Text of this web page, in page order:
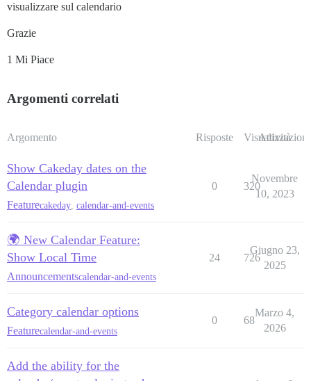
visualizzare sul calendario
Grazie
1 Mi Piace
Argomenti correlati
Argomento Risposte Visualizzazioni
Attività
Show Cakeday dates on the
Calendar plugin
Featurecakeday calendar-and-events
0 320
Novembre
10, 2023
🌍 New Calendar Feature:
Show Local Time
Announcementscalendar-and-events
24 726
Giugno 23,
2025
Category calendar options
Featurecalendar-and-events
0 68
Marzo 4,
2026
Add the ability for the